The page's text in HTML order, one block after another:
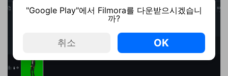
"Google Play"에서 Filmora를 다운받으시겠습니
까?
취소 OK